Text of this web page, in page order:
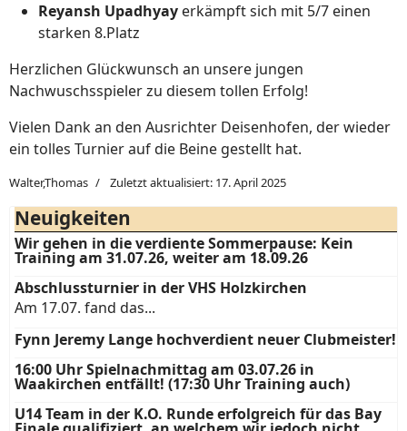
Reyansh Upadhyay erkämpft sich mit 5/7 einen
starken 8.Platz
Herzlichen Glückwunsch an unsere jungen
Nachwuschsspieler zu diesem tollen Erfolg!
Vielen Dank an den Ausrichter Deisenhofen, der wieder
ein tolles Turnier auf die Beine gestellt hat.
Walter,Thomas Zuletzt aktualisiert: 17. April 2025
Neuigkeiten
Wir gehen in die verdiente Sommerpause: Kein
Training am 31.07.26, weiter am 18.09.26
Abschlussturnier in der VHS Holzkirchen
Am 17.07. fand das...
Fynn Jeremy Lange hochverdient neuer Clubmeister!
16:00 Uhr Spielnachmittag am 03.07.26 in
Waakirchen entfällt! (17:30 Uhr Training auch)
U14 Team in der K.O. Runde erfolgreich für das Bay